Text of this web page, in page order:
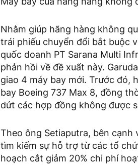
Nhằm giúp hãng hàng không
trái phiếu chuyển đổi bắt buộc
quốc doanh PT Sarana Multi
phản hồi về đề xuất này.
giao 4 máy bay mới. Trước đó,
bay Boeing 737 Max 8, đồng
dứt các hợp đồng không được
Theo ông Setiaputra, bên cạnh
tìm kiếm sự hỗ trợ từ các tổ
hoạch cắt giảm 20% chi phí